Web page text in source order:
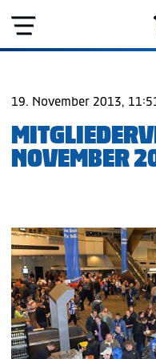
19. November 2013,
NOVEMBER